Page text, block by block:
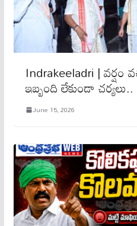
Indrakeeladri | వర్షం
ఇబ్బంది లేకుండా చర్యలు..
June 15, 2026